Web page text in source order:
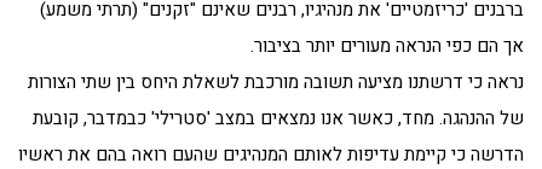
ברבנים 'כריזמטיים' את מנהיגיו, רבנים שאינם "זקנים" (תרתי משמע)
אך הם כפי הנראה מעורים יותר בציבור.
נראה כי דרשתנו מציעה תשובה מורכבת לשאלת היחס בין שתי הצורות
של ההנהגה. מחד, כאשר אנו נמצאים במצב 'סטרילי' כבמדבר, קובעת
הדרשה כי קיימת עדיפות לאותם המנהיגים שהעם רואה בהם את ראשיו